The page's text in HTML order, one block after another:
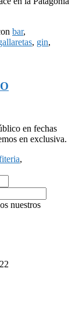
bar,
, gin,
en fechas
en exclusiva.
,
nuestros